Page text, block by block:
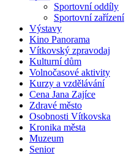
Sportovní oddíly
Sportovní zařízení
Výstavy
Kino Panorama
Vítkovský zpravodaj
Kulturní dům
Volnočasové aktivity
Kurzy a vzdělávání
Cena Jana Zajíce
Zdravé město
Osobnosti Vítkovska
Kronika města
Muzeum
Senior